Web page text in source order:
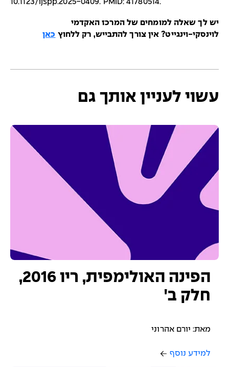
10.1123/ijspp.2025-0409. PMID: 41780514.
יש לך שאלה למומחים של המרכז האקדמי
לוינסקי-וינגייט? אין צורך להתבייש, רק ללחוץ כאן
עשוי לעניין אותך גם
הפינה האולימפית, ריו 2016,
חלק ב'
מאת: יורם אהרוני
למידע נוסף